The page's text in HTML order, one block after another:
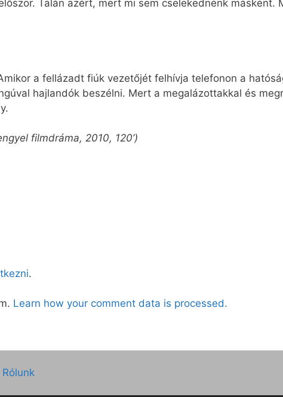
Talán azért, mert mi sem cselekednénk másként.
a fellázadt fiúk vezetőjét felhívja telefonon a
hajlandók beszélni. Mert a megalázottakkal és
filmdráma, 2010, 120’)
.
Learn how your comment data is processed.
Rólunk